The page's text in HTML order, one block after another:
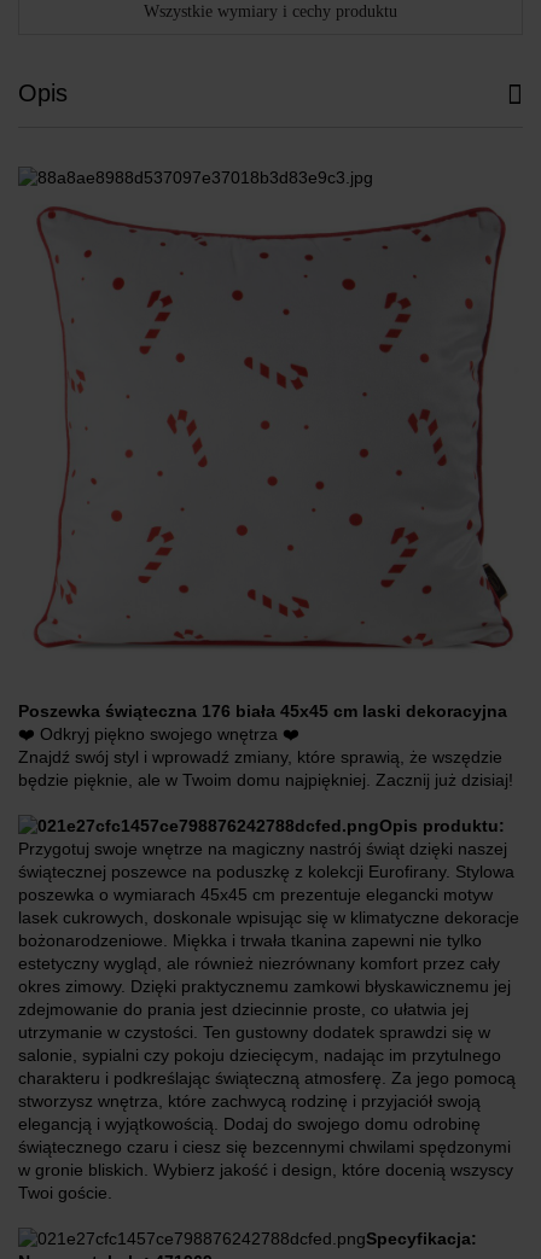
Wszystkie wymiary i cechy produktu
Opis
Poszewka świąteczna 176 biała 45x45 cm laski dekoracyjna
❤️ Odkryj piękno swojego wnętrza ❤️
Znajdź swój styl i wprowadź zmiany, które sprawią, że wszędzie
będzie pięknie, ale w Twoim domu najpiękniej. Zacznij już dzisiaj!
Opis produktu:
Przygotuj swoje wnętrze na magiczny nastrój świąt dzięki naszej
świątecznej poszewce na poduszkę z kolekcji Eurofirany. Stylowa
poszewka o wymiarach 45x45 cm prezentuje elegancki motyw
lasek cukrowych, doskonale wpisując się w klimatyczne dekoracje
bożonarodzeniowe. Miękka i trwała tkanina zapewni nie tylko
estetyczny wygląd, ale również niezrównany komfort przez cały
okres zimowy. Dzięki praktycznemu zamkowi błyskawicznemu jej
zdejmowanie do prania jest dziecinnie proste, co ułatwia jej
utrzymanie w czystości. Ten gustowny dodatek sprawdzi się w
salonie, sypialni czy pokoju dziecięcym, nadając im przytulnego
charakteru i podkreślając świąteczną atmosferę. Za jego pomocą
stworzysz wnętrza, które zachwycą rodzinę i przyjaciół swoją
elegancją i wyjątkowością. Dodaj do swojego domu odrobinę
świątecznego czaru i ciesz się bezcennymi chwilami spędzonymi
w gronie bliskich. Wybierz jakość i design, które docenią wszyscy
Twoi goście.
Specyfikacja: